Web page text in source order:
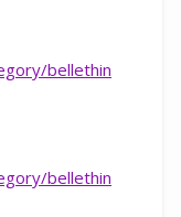
bellethin
bellethin